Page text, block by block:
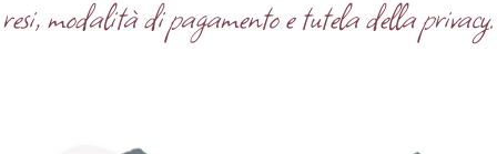
resi, modalità di pagamento e tutela della privacy.